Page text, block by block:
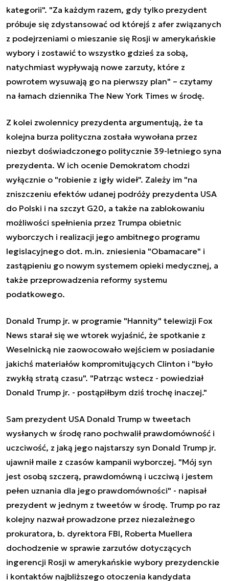
kategorii". "Za każdym razem, gdy tylko prezydent
próbuje się zdystansować od którejś z afer związanych
z podejrzeniami o mieszanie się Rosji w amerykańskie
wybory i zostawić to wszystko gdzieś za sobą,
natychmiast wypływają nowe zarzuty, które z
powrotem wysuwają go na pierwszy plan" – czytamy
na łamach dziennika The New York Times w środę.
Z kolei zwolennicy prezydenta argumentują, że ta
kolejna burza polityczna została wywołana przez
niezbyt doświadczonego politycznie 39-letniego syna
prezydenta. W ich ocenie Demokratom chodzi
wyłącznie o "robienie z igły wideł". Zależy im "na
zniszczeniu efektów udanej podróży prezydenta USA
do Polski i na szczyt G20, a także na zablokowaniu
możliwości spełnienia przez Trumpa obietnic
wyborczych i realizacji jego ambitnego programu
legislacyjnego dot. m.in. zniesienia "Obamacare" i
zastąpieniu go nowym systemem opieki medycznej, a
także przeprowadzenia reformy systemu
podatkowego.
Donald Trump jr. w programie "Hannity" telewizji Fox
News starał się we wtorek wyjaśnić, że spotkanie z
Weselnicką nie zaowocowało wejściem w posiadanie
jakichś materiałów kompromitujących Clinton i "było
zwykłą stratą czasu". "Patrząc wstecz - powiedział
Donald Trump jr. - postąpiłbym dziś trochę inaczej."
Sam prezydent USA Donald Trump w tweetach
wysłanych w środę rano pochwalił prawdomówność i
uczciwość, z jaką jego najstarszy syn Donald Trump jr.
ujawnił maile z czasów kampanii wyborczej. "Mój syn
jest osobą szczerą, prawdomówną i uczciwą i jestem
pełen uznania dla jego prawdomówności" - napisał
prezydent w jednym z tweetów w środę. Trump po raz
kolejny nazwał prowadzone przez niezależnego
prokuratora, b. dyrektora FBI, Roberta Muellera
dochodzenie w sprawie zarzutów dotyczących
ingerencji Rosji w amerykańskie wybory prezydenckie
i kontaktów najbliższego otoczenia kandydata